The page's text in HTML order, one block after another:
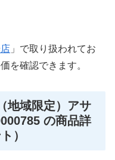
」で取り扱われてお
を確認できます。
地域限定）アサ
の商品詳
）